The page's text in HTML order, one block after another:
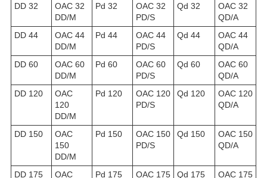
DD 32
OAC 32
DD/M
Pd 32
OAC 32
PD/S
Qd 32
OAC 32
QD/A
DD 44
OAC 44
DD/M
Pd 44
OAC 44
PD/S
Qd 44
OAC 44
QD/A
DD 60
OAC 60
DD/M
Pd 60
OAC 60
PD/S
Qd 60
OAC 60
QD/A
DD 120
OAC
120
DD/M
Pd 120
OAC 120
PD/S
Qd 120
OAC 120
QD/A
DD 150
OAC
150
DD/M
Pd 150
OAC 150
PD/S
Qd 150
OAC 150
QD/A
DD 175
OAC
Pd 175
OAC 175
Qd 175
OAC 175